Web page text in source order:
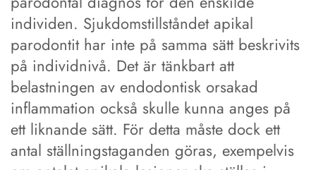
individen. Sjukdomstillståndet apikal
parodontit har inte på samma sätt beskrivits
på individnivå. Det är tänkbart att
belastningen av endodontisk orsakad
inflammation också skulle kunna anges på
ett liknande sätt. För detta måste dock ett
antal ställningstaganden göras, exempelvis